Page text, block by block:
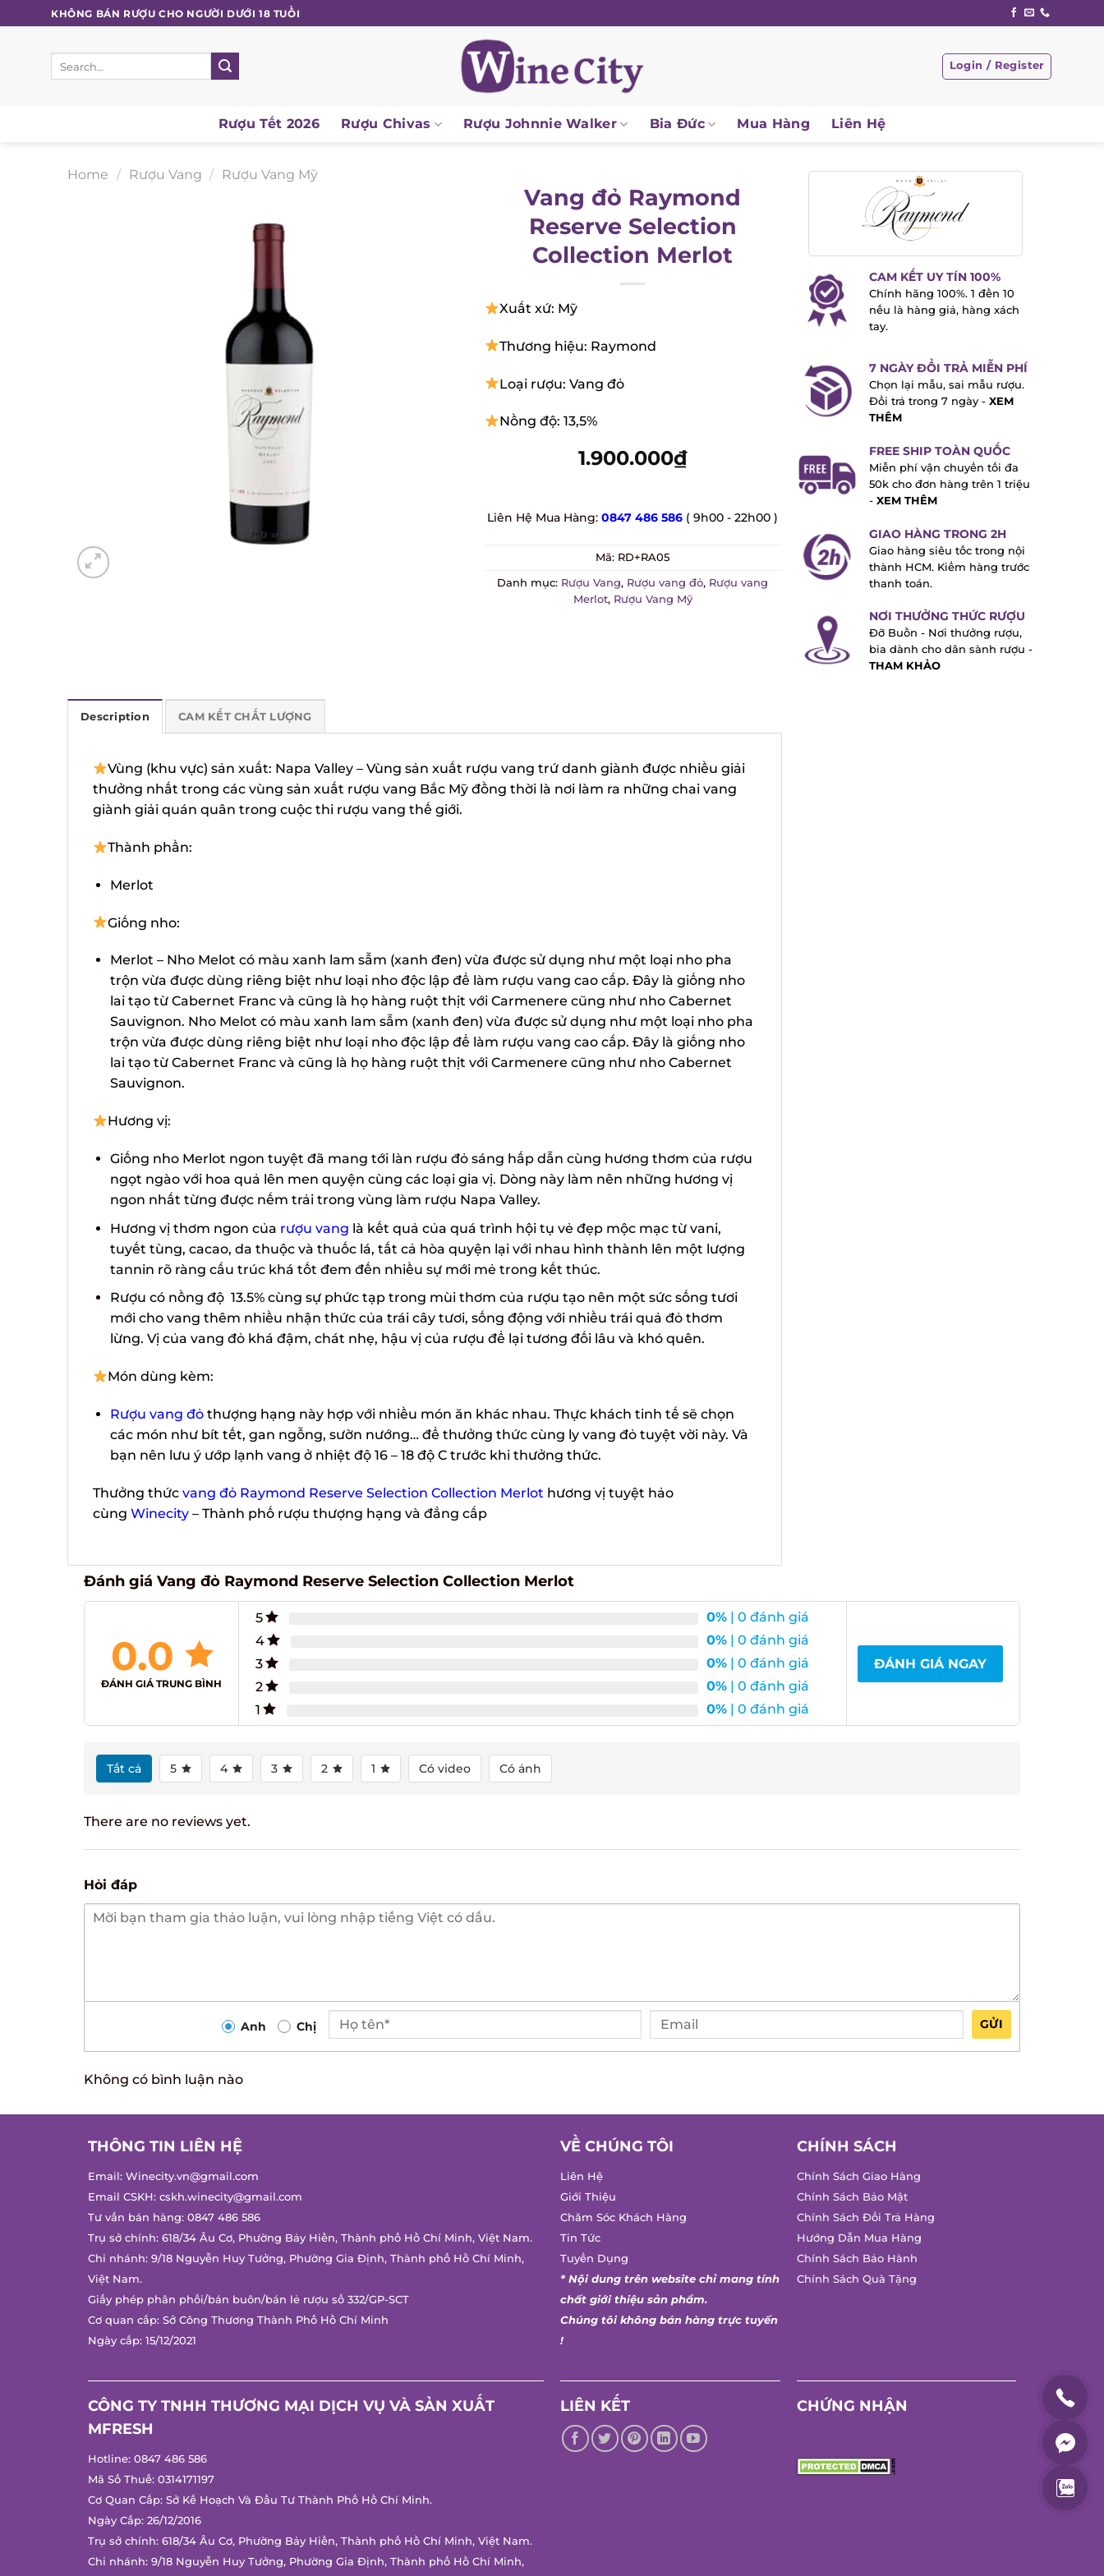
to
content
KHÔNG BÁN RƯỢU CHO NGƯỜI DƯỚI 18 TUỔI
Login / Register
Rượu Tết 2026 Rượu Chivas Rượu Johnnie Walker Bia Đức Mua Hàng Liên Hệ
Home Rượu Vang Rượu Vang Mỹ
Vang đỏ Raymond
Reserve Selection
Collection Merlot
Xuất xứ: Mỹ
Thương hiệu: Raymond
Loại rượu: Vang đỏ
Nồng độ: 13,5%
1.900.000₫
Liên Hệ Mua Hàng:0847 486 586 ( 9h00 - 22h00 )
Mã:RD+RA05
Danh mục:Rượu Vang,Rượu vang đỏ,Rượu vang
Merlot,Rượu Vang Mỹ
CAM KẾT UY TÍN 100%
Chính hãng 100%. 1 đền 10
nếu là hàng giả, hàng xách
tay.
7 NGÀY ĐỔI TRẢ MIỄN PHÍ
Chọn lại mẫu, sai mẫu rượu.
Đổi trả trong 7 ngày -XEM
THÊM
FREE SHIP TOÀN QUỐC
Miễn phí vận chuyển tối đa
50k cho đơn hàng trên 1 triệu
XEM THÊM
GIAO HÀNG TRONG 2H
Giao hàng siêu tốc trong nội
thành HCM. Kiểm hàng trước
thanh toán.
NƠI THƯỞNG THỨC RƯỢU
Đỡ Buồn - Nơi thưởng rượu,
bia dành cho dân sành rượu -
THAM KHẢO
Description CAM KẾT CHẤT LƯỢNG
Vùng (khu vực) sản xuất: Napa Valley – Vùng sản xuất rượu vang trứ danh giành được nhiều giải
thưởng nhất trong các vùng sản xuất rượu vang Bắc Mỹ đồng thời là nơi làm ra những chai vang
giành giải quán quân trong cuộc thi rượu vang thế giới.
Thành phần:
Merlot
Giống nho:
Merlot – Nho Melot có màu xanh lam sẫm (xanh đen) vừa được sử dụng như một loại nho pha
trộn vừa được dùng riêng biệt như loại nho độc lập để làm rượu vang cao cấp. Đây là giống nho
lai tạo từ Cabernet Franc và cũng là họ hàng ruột thịt với Carmenere cũng như nho Cabernet
Sauvignon. Nho Melot có màu xanh lam sẫm (xanh đen) vừa được sử dụng như một loại nho pha
trộn vừa được dùng riêng biệt như loại nho độc lập để làm rượu vang cao cấp. Đây là giống nho
lai tạo từ Cabernet Franc và cũng là họ hàng ruột thịt với Carmenere cũng như nho Cabernet
Sauvignon.
Hương vị:
Giống nho Merlot ngon tuyệt đã mang tới làn rượu đỏ sáng hấp dẫn cùng hương thơm của rượu
ngọt ngào với hoa quả lên men quyện cùng các loại gia vị. Dòng này làm nên những hương vị
ngon nhất từng được nếm trải trong vùng làm rượu Napa Valley.
Hương vị thơm ngon củarượu vanglà kết quả của quá trình hội tụ vẻ đẹp mộc mạc từ vani,
tuyết tùng, cacao, da thuộc và thuốc lá, tất cả hòa quyện lại với nhau hình thành lên một lượng
tannin rõ ràng cấu trúc khá tốt đem đến nhiều sự mới mẻ trong kết thúc.
Rượu có nồng độ 13.5% cùng sự phức tạp trong mùi thơm của rượu tạo nên một sức sống tươi
mới cho vang thêm nhiều nhận thức của trái cây tươi, sống động với nhiều trái quả đỏ thơm
lừng. Vị của vang đỏ khá đậm, chát nhẹ, hậu vị của rượu để lại tương đối lâu và khó quên.
Món dùng kèm:
Rượu vang đỏthượng hạng này hợp với nhiều món ăn khác nhau. Thực khách tinh tế sẽ chọn
các món như bít tết, gan ngỗng, sườn nướng… để thưởng thức cùng ly vang đỏ tuyệt vời này. Và
bạn nên lưu ý ướp lạnh vang ở nhiệt độ 16 – 18 độ C trước khi thưởng thức.
Thưởng thứcvang đỏ Raymond Reserve Selection Collection Merlothương vị tuyệt hảo
cùngWinecity– Thành phố rượu thượng hạng và đẳng cấp
Đánh giá Vang đỏ Raymond Reserve Selection Collection Merlot
0.0
ĐÁNH GIÁ TRUNG BÌNH
5 0%| 0 đánh giá
4
0%| 0 đánh giá
3
0%| 0 đánh giá
2
0%| 0 đánh giá
0%| 0 đánh giá
ĐÁNH GIÁ NGAY
Tất cả 5 4 3 2 1 Có video Có ảnh
There are no reviews yet.
Hỏi đáp
Anh Chị GỬI
Không có bình luận nào
THÔNG TIN LIÊN HỆ
Email:Winecity.vn@gmail.com
Email CSKH:cskh.winecity@gmail.com
Tư vấn bán hàng:0847 486 586
Trụ sở chính: 618/34 Âu Cơ, Phường Bảy Hiền, Thành phố Hồ Chí Minh, Việt Nam.
Chi nhánh: 9/18 Nguyễn Huy Tưởng, Phường Gia Định, Thành phố Hồ Chí Minh,
Việt Nam.
Giấy phép phân phối/bán buôn/bán lẻ rượu số 332/GP-SCT
Cơ quan cấp: Sở Công Thương Thành Phố Hồ Chí Minh
Ngày cấp: 15/12/2021
VỀ CHÚNG TÔI
Liên Hệ
Giới Thiệu
Chăm Sóc Khách Hàng
Tin Tức
Tuyển Dụng
* Nội dung trên website chỉ mang tính
chất giới thiệu sản phẩm.
Chúng tôi không bán hàng trực tuyến
CHÍNH SÁCH
Chính Sách Giao Hàng
Chính Sách Bảo Mật
Chính Sách Đổi Trả Hàng
Hướng Dẫn Mua Hàng
Chính Sách Bảo Hành
Chính Sách Quà Tặng
CÔNG TY TNHH THƯƠNG MẠI DỊCH VỤ VÀ SẢN XUẤT
MFRESH
Hotline:0847 486 586
Mã Số Thuế: 0314171197
Cơ Quan Cấp: Sở Kế Hoạch Và Đầu Tư Thành Phố Hồ Chí Minh.
Ngày Cấp: 26/12/2016
Trụ sở chính: 618/34 Âu Cơ, Phường Bảy Hiền, Thành phố Hồ Chí Minh, Việt Nam.
Chi nhánh: 9/18 Nguyễn Huy Tưởng, Phường Gia Định, Thành phố Hồ Chí Minh,
LIÊN KẾT CHỨNG NHẬN